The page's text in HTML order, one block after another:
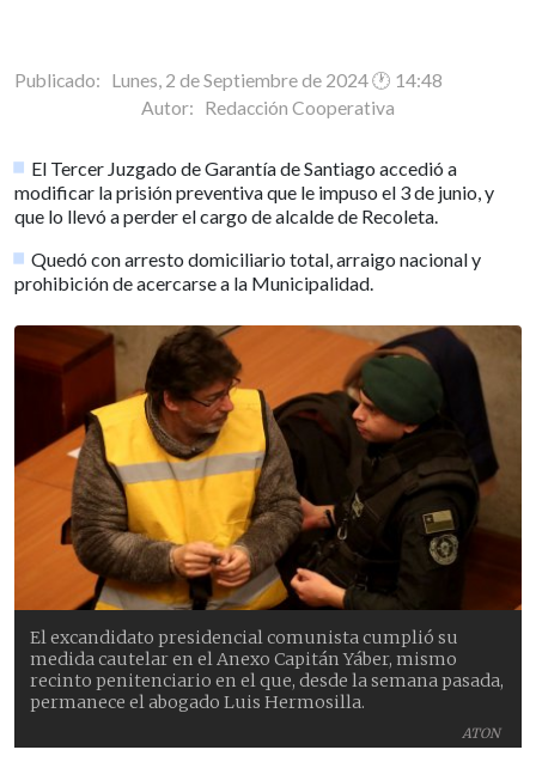
Publicado: Lunes, 2 de Septiembre de 2024 🕐 14:48
Autor: Redacción Cooperativa
El Tercer Juzgado de Garantía de Santiago accedió a
modificar la prisión preventiva que le impuso el 3 de junio, y
que lo llevó a perder el cargo de alcalde de Recoleta.
Quedó con arresto domiciliario total, arraigo nacional y
prohibición de acercarse a la Municipalidad.
ATON
El excandidato presidencial comunista cumplió su
medida cautelar en el Anexo Capitán Yáber, mismo
recinto penitenciario en el que, desde la semana pasada,
permanece el abogado Luis Hermosilla.